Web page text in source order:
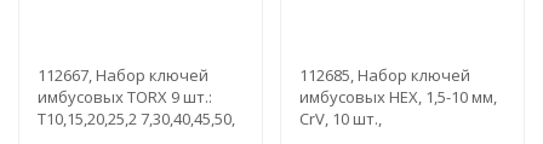
112667, Набор ключей
имбусовых TORX 9 шт.:
T10,15,20,25,2 7,30,40,45,50,
112685, Набор ключей
имбусовых HEX, 1,5-10 мм,
CrV, 10 шт.,